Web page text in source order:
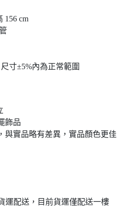
156 cm
寸±5%內為正常範圍
飾品
與實品略有差異，實品顏色更佳
運配送，目前貨運僅配送一樓